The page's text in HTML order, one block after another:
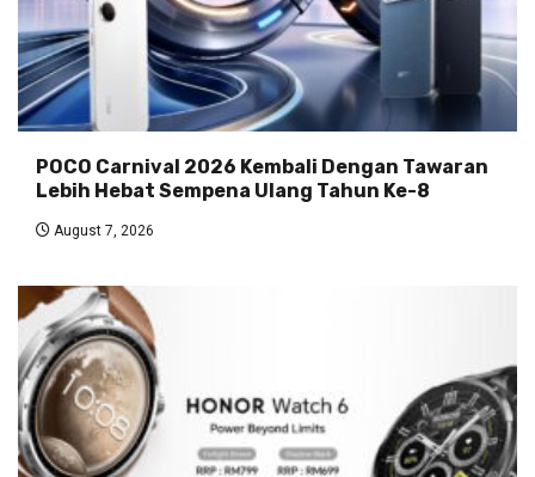
POCO Carnival 2026 Kembali Dengan Tawaran
Lebih Hebat Sempena Ulang Tahun Ke-8
August 7, 2026